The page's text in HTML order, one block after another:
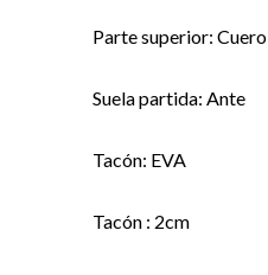
Parte superior: Cuero
Suela partida: Ante
Tacón: EVA
Tacón : 2cm